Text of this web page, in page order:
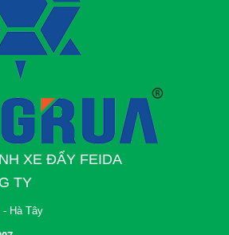
XE ĐẨY FEIDA
TY
- Hà Tây